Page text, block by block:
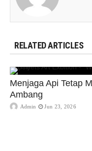
RELATED ARTICLES
Menjaga Api Tetap
Ambang
Admin Jun 23, 2026